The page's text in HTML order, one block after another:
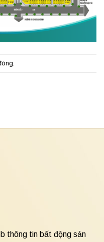
thông tin bất động sản